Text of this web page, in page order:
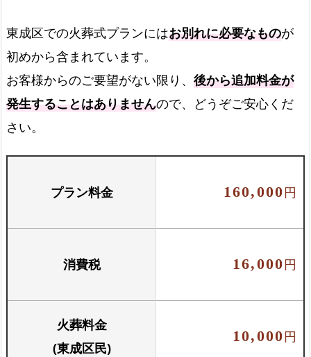
霊柩車
火葬場までの霊柩費用
火葬場でのご案内
お骨壺セット
骨壺と骨箱のセットです
東成区での火葬式プランにはお別れに必要なものが
初めから含まれています。
お客様からのご要望がない限り、 後から追加料金が
発生することはありませんので、どうぞご安心くだ
さい。
プラン料金 160,000円
消費税 16,000円
火葬料金
(東成区民)
10,000円